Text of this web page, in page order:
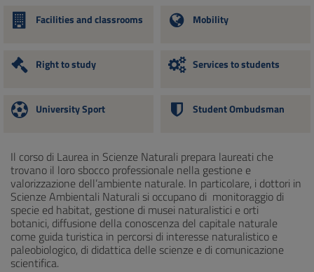
Facilities and classrooms Mobility
Right to study Services to students
University Sport Student Ombudsman
Il corso di Laurea in Scienze Naturali prepara laureati che
trovano il loro sbocco professionale nella gestione e
valorizzazione dell’ambiente naturale. In particolare, i dottori in
Scienze Ambientali Naturali si occupano di monitoraggio di
specie ed habitat, gestione di musei naturalistici e orti
botanici, diffusione della conoscenza del capitale naturale
come guida turistica in percorsi di interesse naturalistico e
paleobiologico, di didattica delle scienze e di comunicazione
scientifica.